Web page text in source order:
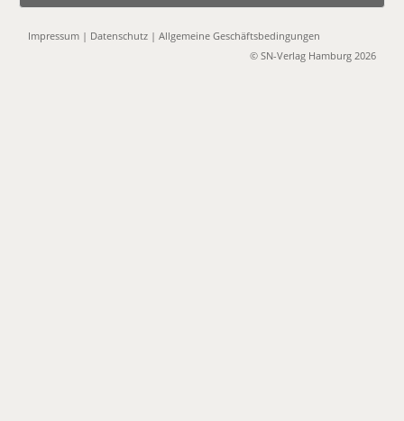
Impressum | Datenschutz |Allgemeine Geschäftsbedingungen
© SN-Verlag Hamburg 2026